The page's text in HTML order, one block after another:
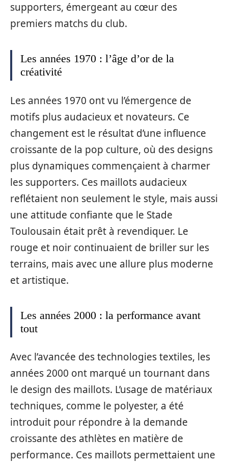
supporters, émergeant au cœur des
premiers matchs du club.
Les années 1970 : l’âge d’or de la
créativité
Les années 1970 ont vu l’émergence de
motifs plus audacieux et novateurs. Ce
changement est le résultat d’une influence
croissante de la pop culture, où des designs
plus dynamiques commençaient à charmer
les supporters. Ces maillots audacieux
reflétaient non seulement le style, mais aussi
une attitude confiante que le Stade
Toulousain était prêt à revendiquer. Le
rouge et noir continuaient de briller sur les
terrains, mais avec une allure plus moderne
et artistique.
Les années 2000 : la performance avant
tout
Avec l’avancée des technologies textiles, les
années 2000 ont marqué un tournant dans
le design des maillots. L’usage de matériaux
techniques, comme le polyester, a été
introduit pour répondre à la demande
croissante des athlètes en matière de
performance. Ces maillots permettaient une